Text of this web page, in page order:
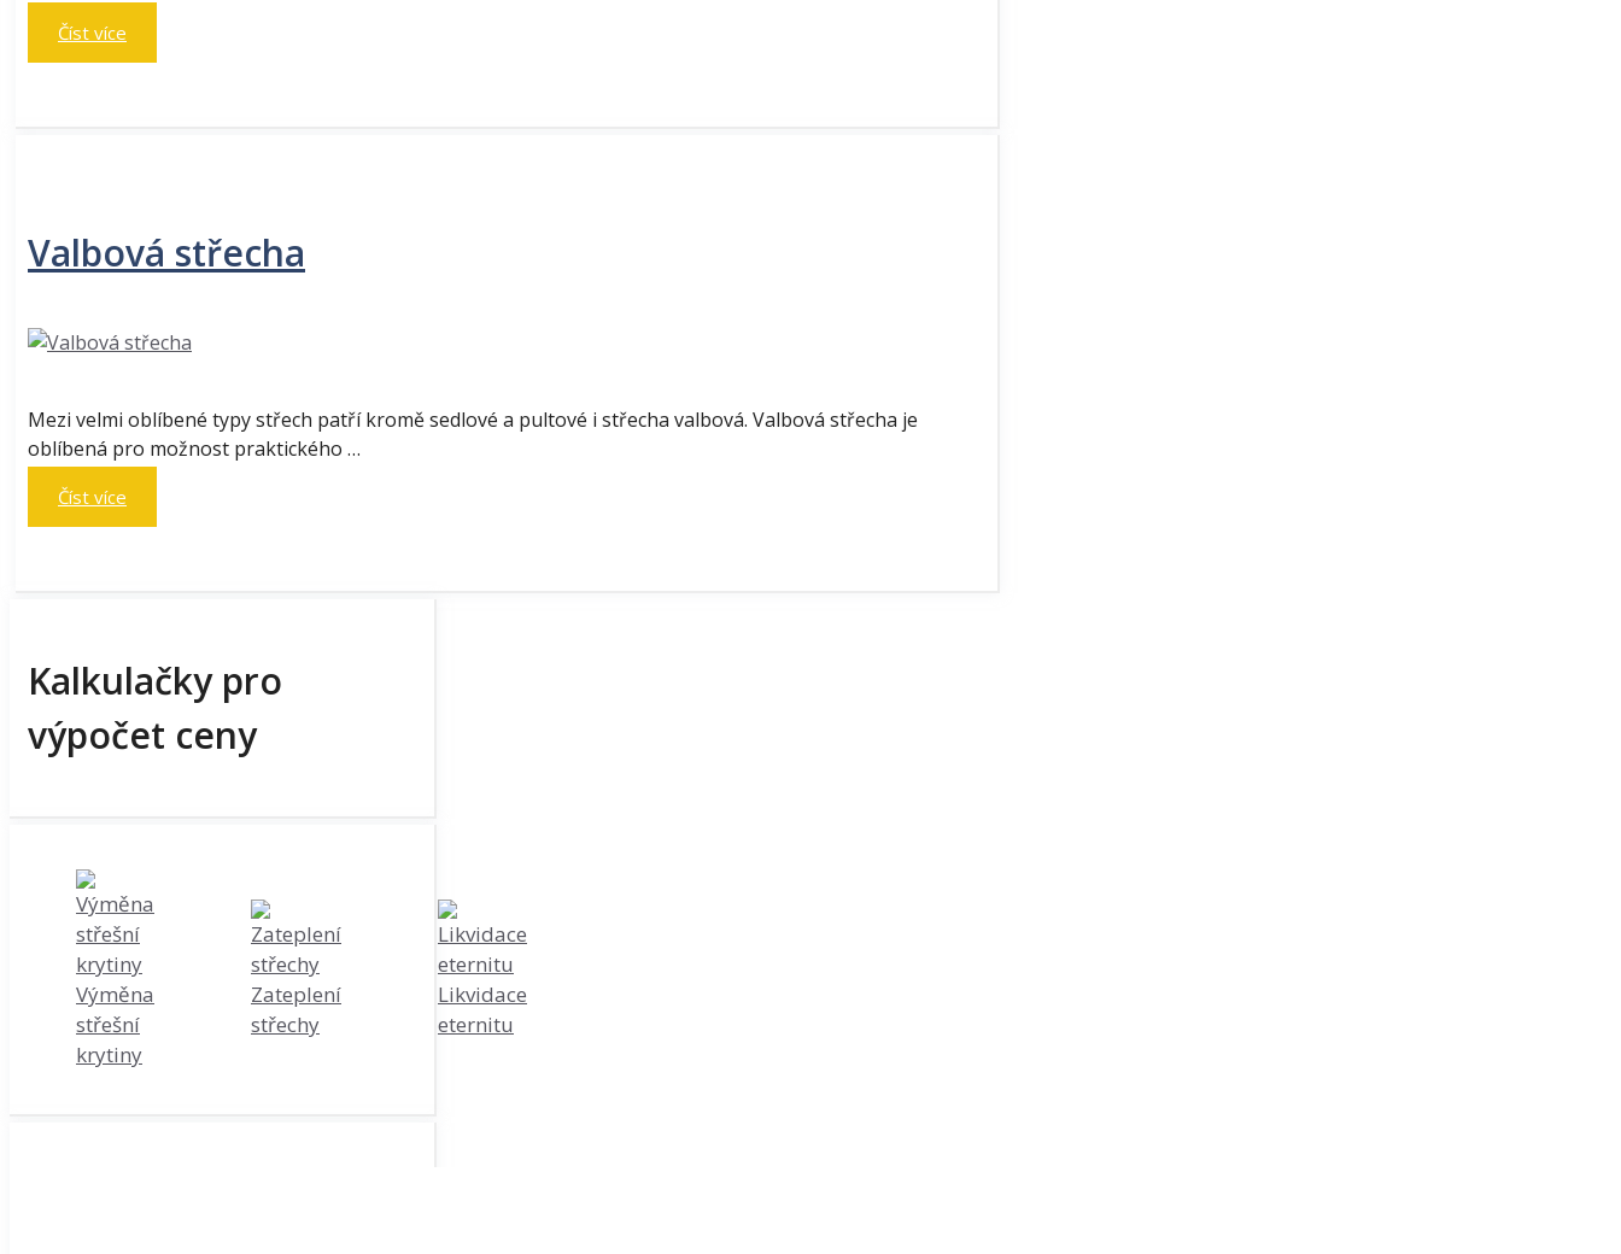
Číst více
Valbová střecha
Mezi velmi oblíbené typy střech patří kromě sedlové a pultové i střecha valbová. Valbová střecha je
oblíbená pro možnost praktického …
Číst více
Kalkulačky pro
výpočet ceny
Výměna
střešní
krytiny
Zateplení
střechy
Likvidace
eternitu